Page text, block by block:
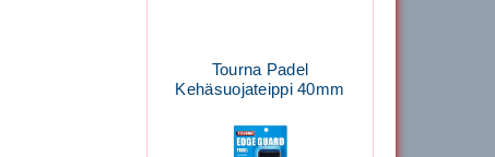
Kehäsuojateippi 40mm